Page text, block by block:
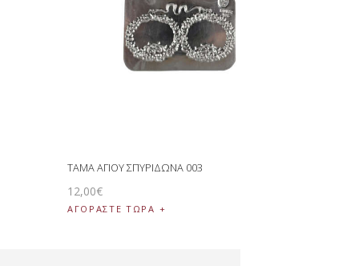
ΤΑΜΑ ΑΓΙΟΥ ΣΠΥΡΙΔΩΝΑ 003
12,00€
ΑΓΟΡΑΣΤΕ ΤΩΡΑ